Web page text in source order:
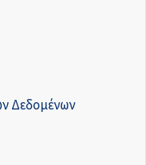
Δεδομένων